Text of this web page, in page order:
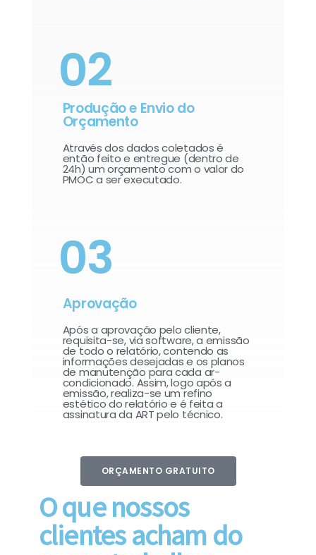
02
Produção e Envio do
Orçamento
Através dos dados coletados é
então feito e entregue (dentro de
24h) um orçamento com o valor do
PMOC a ser executado.
03
Aprovação
Após a aprovação pelo cliente,
requisita-se, via software, a emissão
de todo o relatório, contendo as
informações desejadas e os planos
de manutenção para cada ar-
condicionado. Assim, logo após a
emissão, realiza-se um refino
estético do relatório e é feita a
assinatura da ART pelo técnico.
ORÇAMENTO GRATUITO
O que nossos
clientes acham do